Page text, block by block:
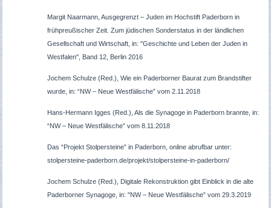
Margit Naarmann, Ausgegrenzt – Juden im Hochstift Paderborn in
frühpreußischer Zeit. Zum jüdischen Sonderstatus in der ländlichen
Gesellschaft und Wirtschaft, in: "Geschichte und Leben der Juden in
Westfalen", Band 12, Berlin 2016
Jochem Schulze (Red.), Wie ein Paderborner Baurat zum Brandstifter
wurde, in: “NW – Neue Westfälische” vom 2.11.2018
Hans-Hermann Igges (Red.), Als die Synagoge in Paderborn brannte, in:
“NW – Neue Westfälische” vom 8.11.2018
Das “Projekt Stolpersteine” in Paderborn, online abrufbar unter:
stolpersteine-paderborn.de/projekt/stolpersteine-in-paderborn/
Jochem Schulze (Red.), Digitale Rekonstruktion gibt Einblick in die alte
Paderborner Synagoge, in: "NW – Neue Westfälische” vom 29.3.2019